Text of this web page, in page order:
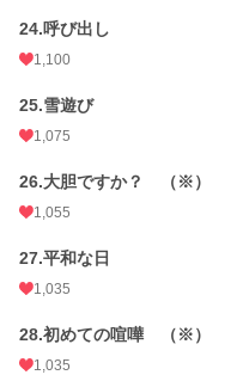
24.呼び出し
1,100
25.雪遊び
1,075
26.大胆ですか？ （※）
1,055
27.平和な日
1,035
28.初めての喧嘩 （※）
1,035